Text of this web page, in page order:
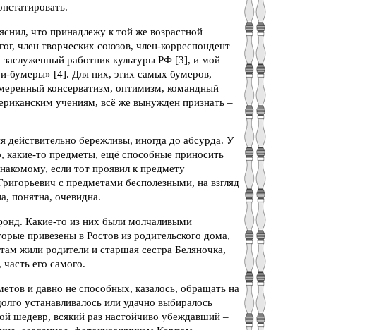
что принадлежу к той же возрастной
член творческих союзов, член-корреспондент
заслуженный работник культуры РФ [3], и мой
бумеры» [4]. Для них, этих самых бумеров,
консерватизм, оптимизм, командный
учениям, всё же вынужден признать –
действительно бережливы, иногда до абсурда. У
какие-то предметы, ещё способные приносить
если тот проявил к предмету
с предметами бесполезными, на взгляд
понятна, очевидна.
Какие-то из них были молчаливыми
привезены в Ростов из родительского дома,
жили родители и старшая сестра Беляночка,
его самого.
и давно не способных, казалось, обращать на
устанавливалось или удачно выбиралось
шедевр, всякий раз настойчиво убеждавший –